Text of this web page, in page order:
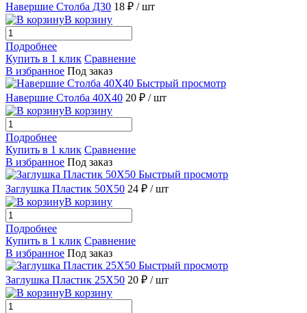
Навершие Столба Д30 18 ₽ / шт
В корзину
Подробнее
Купить в 1 клик Сравнение
В избранное Под заказ
Быстрый просмотр
Навершие Столба 40X40 20 ₽ / шт
В корзину
Подробнее
Купить в 1 клик Сравнение
В избранное Под заказ
Быстрый просмотр
Заглушка Пластик 50X50 24 ₽ / шт
В корзину
Подробнее
Купить в 1 клик Сравнение
В избранное Под заказ
Быстрый просмотр
Заглушка Пластик 25X50 20 ₽ / шт
В корзину